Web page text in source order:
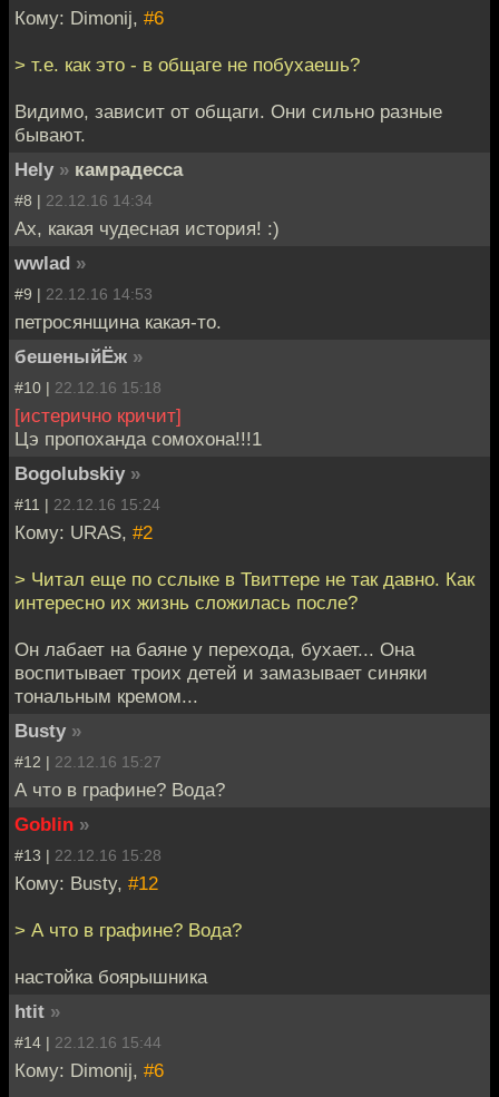
Кому: Dimonij, #6
> т.е. как это - в общаге не побухаешь?
Видимо, зависит от общаги. Они сильно разные
бывают.
Hely » камрадесса
#8 | 22.12.16 14:34
Ах, какая чудесная история! :)
wwlad »
#9 | 22.12.16 14:53
петросянщина какая-то.
бешеныйЁж »
#10 | 22.12.16 15:18
[истерично кричит]
Цэ пропоханда сомохона!!!1
Bogolubskiy »
#11 | 22.12.16 15:24
Кому: URAS, #2
> Читал еще по сслыке в Твиттере не так давно. Как
интересно их жизнь сложилась после?
Он лабает на баяне у перехода, бухает... Она
воспитывает троих детей и замазывает синяки
тональным кремом...
Busty »
#12 | 22.12.16 15:27
А что в графине? Вода?
Goblin »
#13 | 22.12.16 15:28
Кому: Busty, #12
> А что в графине? Вода?
настойка боярышника
htit »
#14 | 22.12.16 15:44
Кому: Dimonij, #6